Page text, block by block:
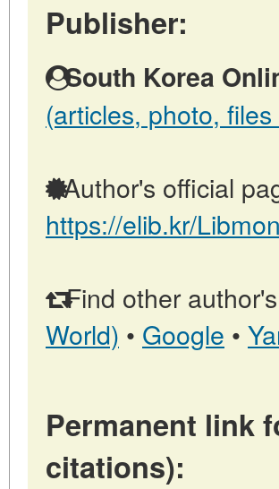
Publisher:
South Korea
(articles, photo, files
Author's official
https://elib.kr/
Find other
World) • Google •
Permanent link
citations):